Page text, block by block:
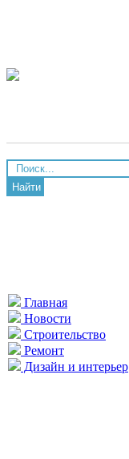
Найти
Главная
Новости
Строительство
Ремонт
Дизайн и интерьер